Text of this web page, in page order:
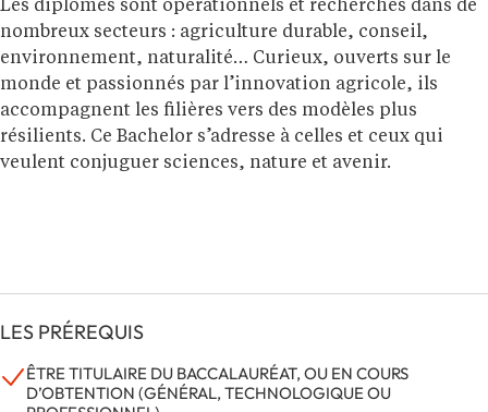
Les diplômés sont opérationnels et recherchés dans de
nombreux secteurs : agriculture durable, conseil,
environnement, naturalité… Curieux, ouverts sur le
monde et passionnés par l’innovation agricole, ils
accompagnent les filières vers des modèles plus
résilients. Ce Bachelor s’adresse à celles et ceux qui
veulent conjuguer sciences, nature et avenir.
LES PRÉREQUIS
ÊTRE TITULAIRE DU BACCALAURÉAT, OU EN COURS
D’OBTENTION (GÉNÉRAL, TECHNOLOGIQUE OU